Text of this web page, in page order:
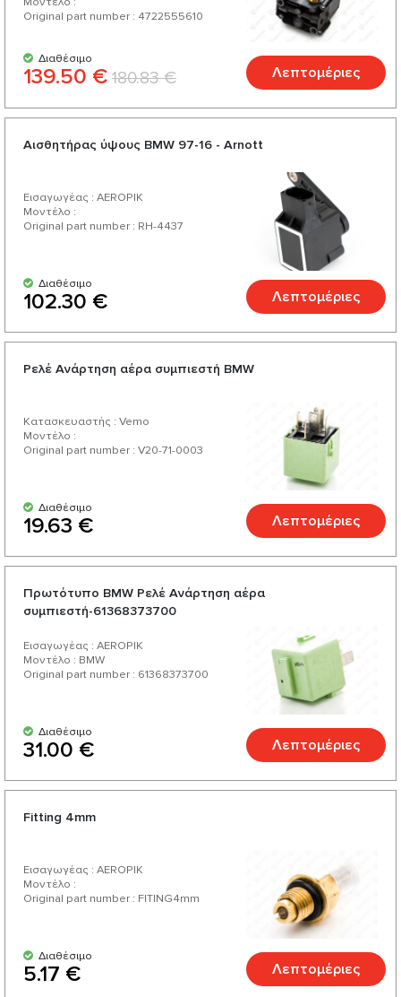
Original part number : 4722555610
Διαθέσιμο
139.50 € 180.83 € Λεπτομέριες
Αισθητήρας ύψους BMW 97-16 - Arnott
Εισαγωγέας : AEROPIK
Μοντέλο :
Original part number : RH-4437
Διαθέσιμο
102.30 € Λεπτομέριες
Ρελέ Ανάρτηση αέρα συμπιεστή BMW
Κατασκευαστής : Vemo
Μοντέλο :
Original part number : V20-71-0003
Διαθέσιμο
19.63 € Λεπτομέριες
Πρωτότυπο BMW Ρελέ Ανάρτηση αέρα
συμπιεστή-61368373700
Εισαγωγέας : AEROPIK
Μοντέλο : BMW
Original part number : 61368373700
Διαθέσιμο
31.00 € Λεπτομέριες
Fitting 4mm
Εισαγωγέας : AEROPIK
Μοντέλο :
Original part number : FITING4mm
Διαθέσιμο
5.17 € Λεπτομέριες